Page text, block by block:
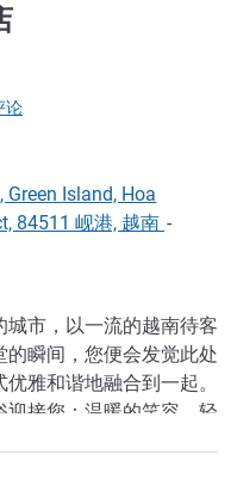
论
Island, Hoa
84511 岘港, 越南 -
市，以一流的越南待客
瞬间，您便会发觉此处
雅和谐地融合到一起。
接您：温暖的笑容，轻